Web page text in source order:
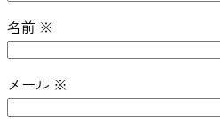
名前 ※
メール ※